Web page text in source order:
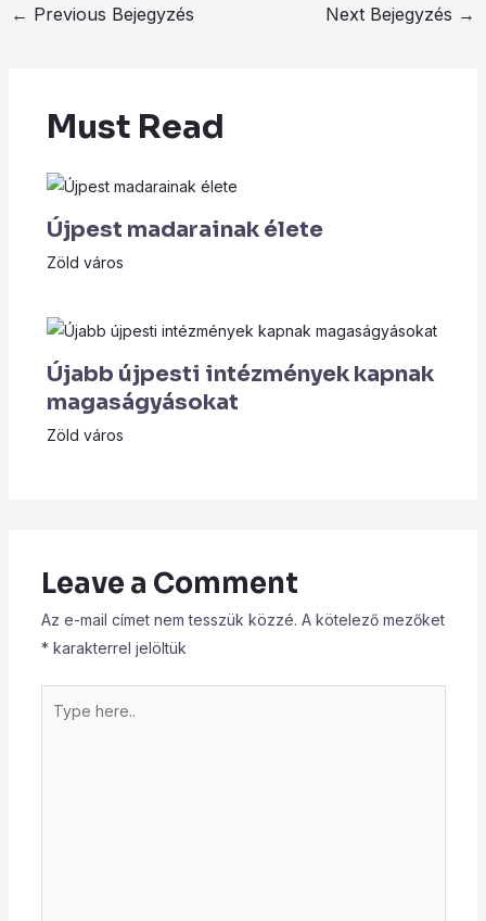
← Previous Bejegyzés Next Bejegyzés →
Must Read
Újpest madarainak élete
Zöld város
Újabb újpesti intézmények kapnak
magaságyásokat
Zöld város
Leave a Comment
Az e-mail címet nem tesszük közzé. A kötelező mezőket
* karakterrel jelöltük
here..